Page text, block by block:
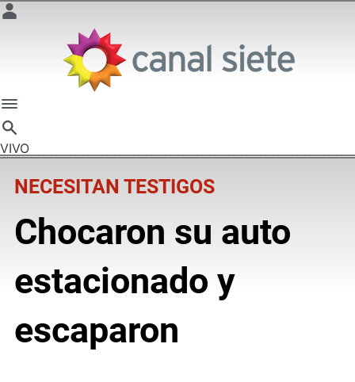
VIVO
NECESITAN TESTIGOS
Chocaron su auto
estacionado y
escaparon